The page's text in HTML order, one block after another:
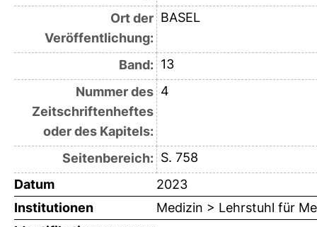
Ort der
Veröffentlichung:
BASEL
Band: 13
Nummer des
Zeitschriftenheftes
oder des Kapitels:
4
Seitenbereich: S. 758
Datum
2023
Institutionen
Medizin > Lehrstuhl für